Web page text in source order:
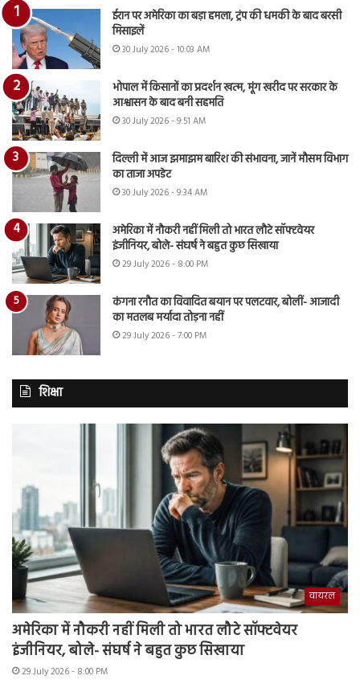
ईरान पर अमेरिका का बड़ा हमला, ट्रंप की धमकी के बाद बरसी
मिसाइलें
30 July 2026 - 10:03 AM
भोपाल में किसानों का प्रदर्शन खत्म, मूंग खरीद पर सरकार के
आश्वासन के बाद बनी सहमति
30 July 2026 - 9:51 AM
दिल्ली में आज झमाझम बारिश की संभावना, जानें मौसम विभाग
का ताजा अपडेट
30 July 2026 - 9:34 AM
अमेरिका में नौकरी नहीं मिली तो भारत लौटे सॉफ्टवेयर
इंजीनियर, बोले- संघर्ष ने बहुत कुछ सिखाया
29 July 2026 - 8:00 PM
कंगना रनौत का विवादित बयान पर पलटवार, बोलीं- आजादी
का मतलब मर्यादा तोड़ना नहीं
29 July 2026 - 7:00 PM
शिक्षा
वायरल
अमेरिका में नौकरी नहीं मिली तो भारत लौटे सॉफ्टवेयर
इंजीनियर, बोले- संघर्ष ने बहुत कुछ सिखाया
29 July 2026 - 8:00 PM